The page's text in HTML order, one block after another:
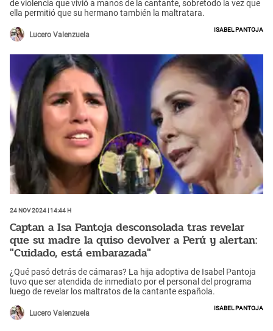
de violencia que vivió a manos de la cantante, sobretodo la vez que
ella permitió que su hermano también la maltratara.
Lucero Valenzuela
Isabel Pantoja
24 Nov 2024 | 14:44 h
Captan a Isa Pantoja desconsolada tras revelar
que su madre la quiso devolver a Perú y alertan:
"Cuidado, está embarazada"
¿Qué pasó detrás de cámaras? La hija adoptiva de Isabel Pantoja
tuvo que ser atendida de inmediato por el personal del programa
luego de revelar los maltratos de la cantante española.
Lucero Valenzuela
Isabel Pantoja